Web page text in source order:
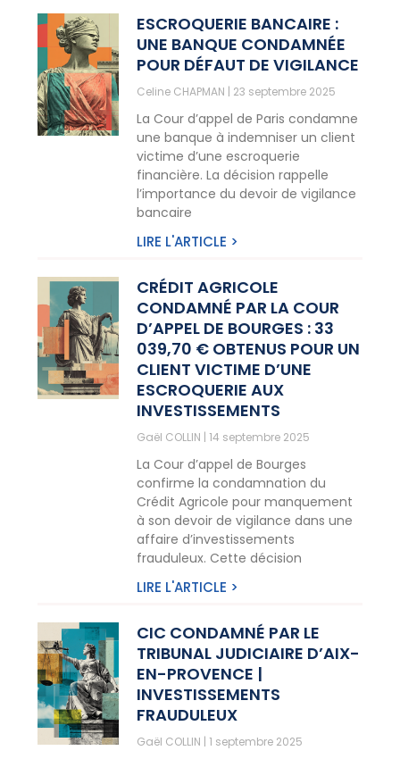
ESCROQUERIE BANCAIRE :
UNE BANQUE CONDAMNÉE
POUR DÉFAUT DE VIGILANCE
Celine CHAPMAN 23 septembre 2025
La Cour d’appel de Paris condamne
une banque à indemniser un client
victime d’une escroquerie
financière. La décision rappelle
l’importance du devoir de vigilance
bancaire
LIRE L'ARTICLE >
CRÉDIT AGRICOLE
CONDAMNÉ PAR LA COUR
D’APPEL DE BOURGES : 33
039,70 € OBTENUS POUR UN
CLIENT VICTIME D’UNE
ESCROQUERIE AUX
INVESTISSEMENTS
Gaël COLLIN 14 septembre 2025
La Cour d’appel de Bourges
confirme la condamnation du
Crédit Agricole pour manquement
à son devoir de vigilance dans une
affaire d’investissements
frauduleux. Cette décision
LIRE L'ARTICLE >
CIC CONDAMNÉ PAR LE
TRIBUNAL JUDICIAIRE D’AIX-
EN-PROVENCE |
INVESTISSEMENTS
FRAUDULEUX
Gaël COLLIN 1 septembre 2025